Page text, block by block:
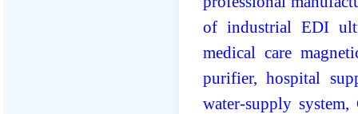
of industrial EDI
medical care
purifier, hospital
water-supply